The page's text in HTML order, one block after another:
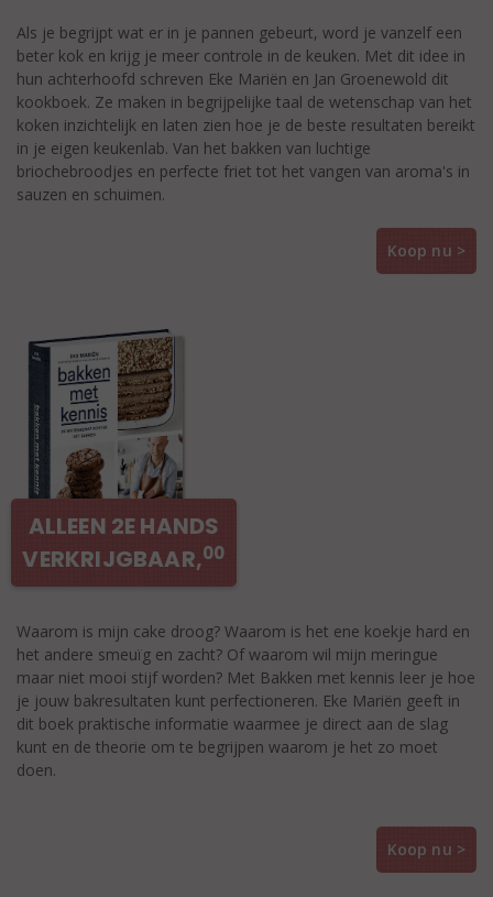
Als je begrijpt wat er in je pannen gebeurt, word je vanzelf een
beter kok en krijg je meer controle in de keuken. Met dit idee in
hun achterhoofd schreven Eke Mariën en Jan Groenewold dit
kookboek. Ze maken in begrijpelijke taal de wetenschap van het
koken inzichtelijk en laten zien hoe je de beste resultaten bereikt
in je eigen keukenlab. Van het bakken van luchtige
briochebroodjes en perfecte friet tot het vangen van aroma's in
sauzen en schuimen.
Koop nu >
ALLEEN 2E HANDS
VERKRIJGBAAR,00
Waarom is mijn cake droog? Waarom is het ene koekje hard en
het andere smeuïg en zacht? Of waarom wil mijn meringue
maar niet mooi stijf worden? Met Bakken met kennis leer je hoe
je jouw bakresultaten kunt perfectioneren. Eke Mariën geeft in
dit boek praktische informatie waarmee je direct aan de slag
kunt en de theorie om te begrijpen waarom je het zo moet
doen.
Koop nu >